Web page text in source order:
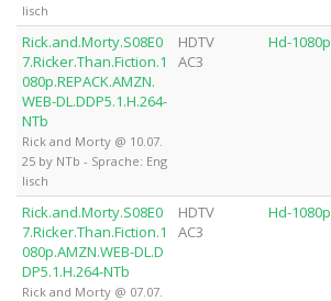
lisch
Rick.and.Morty.S08E0
7.Ricker.Than.Fiction.1
080p.REPACK.AMZN.
WEB-DL.DDP5.1.H.264-
NTb
Rick and Morty @ 10.07.
25 by NTb - Sprache: Eng
lisch
HDTV
AC3
Hd-1080p
Rick.and.Morty.S08E0
7.Ricker.Than.Fiction.1
080p.AMZN.WEB-DL.D
DP5.1.H.264-NTb
Rick and Morty @ 07.07.
HDTV
AC3
Hd-1080p